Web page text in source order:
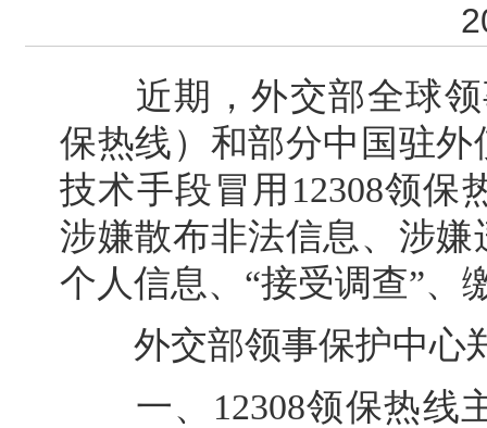
近期，外交部全球领
保热线）和部分中国驻
技术手段冒用12308领保
涉嫌散布非法信息、涉
个人信息、“接受调查”、
外交部领事保护中
一、12308领保热线